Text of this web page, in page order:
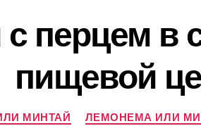
перцем в
пищевой
МИНТАЙ ЛЕМОНЕМА ИЛИ